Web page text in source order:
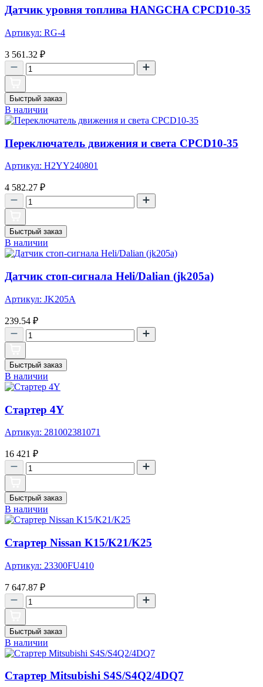
Датчик уровня топлива HANGCHA CPCD10-35
Артикул: RG-4
3 561.32 ₽
Быстрый заказ
В наличии
Переключатель движения и света CPCD10-35
Артикул: H2YY240801
4 582.27 ₽
Быстрый заказ
В наличии
Датчик стоп-сигнала Heli/Dalian (jk205a)
Артикул: JK205A
239.54 ₽
Быстрый заказ
В наличии
Стартер 4Y
Артикул: 281002381071
16 421 ₽
Быстрый заказ
В наличии
Стартер Nissan K15/K21/K25
Артикул: 23300FU410
7 647.87 ₽
Быстрый заказ
В наличии
Стартер Mitsubishi S4S/S4Q2/4DQ7